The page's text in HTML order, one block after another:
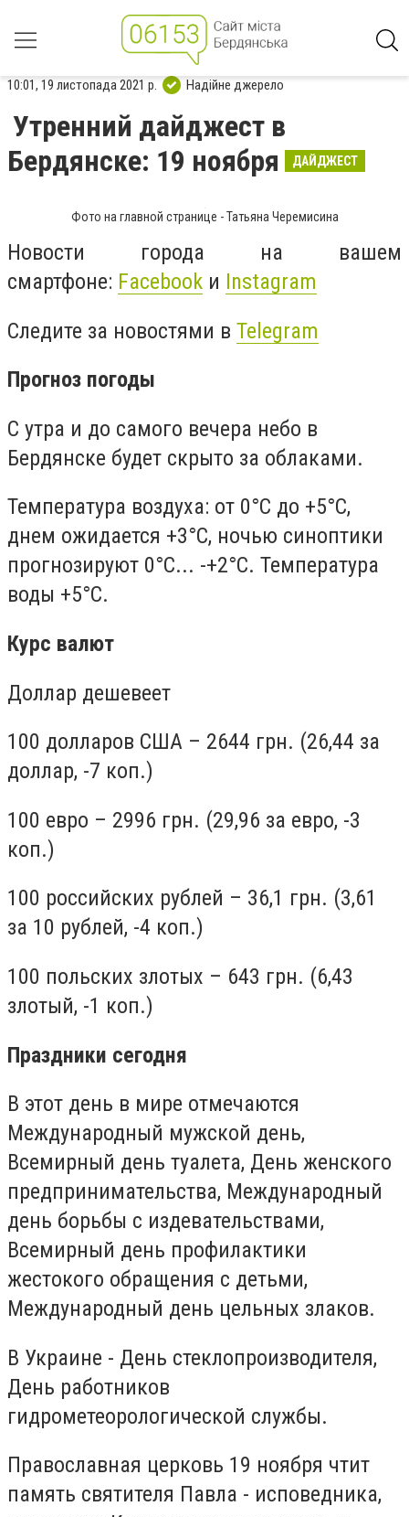
10:01, 19 листопада 2021 р. Надійне джерело
Утренний дайджест в
Бердянске: 19 ноября
ДАЙДЖЕСТ
Фото на главной странице - Татьяна Черемисина
Новости города на вашем
смартфоне: Facebook и Instagram
Следите за новостями в Telegram
Прогноз погоды
С утра и до самого вечера небо в
Бердянске будет скрыто за облаками.
Температура воздуха: от 0°С до +5°С,
днем ожидается +3°С, ночью синоптики
прогнозируют 0°С... -+2°С. Температура
воды +5°С.
Курс валют
Доллар дешевеет
100 долларов США – 2644 грн. (26,44 за
доллар, -7 коп.)
100 евро – 2996 грн. (29,96 за евро, -3
коп.)
100 российских рублей – 36,1 грн. (3,61
за 10 рублей, -4 коп.)
100 польских злотых – 643 грн. (6,43
злотый, -1 коп.)
Праздники сегодня
В этот день в мире отмечаются
Международный мужской день,
Всемирный день туалета, День женского
предпринимательства, Международный
день борьбы с издевательствами,
Всемирный день профилактики
жестокого обращения с детьми,
Международный день цельных злаков.
В Украине - День стеклопроизводителя,
День работников
гидрометеорологической службы.
Православная церковь 19 ноября чтит
память святителя Павла - исповедника,